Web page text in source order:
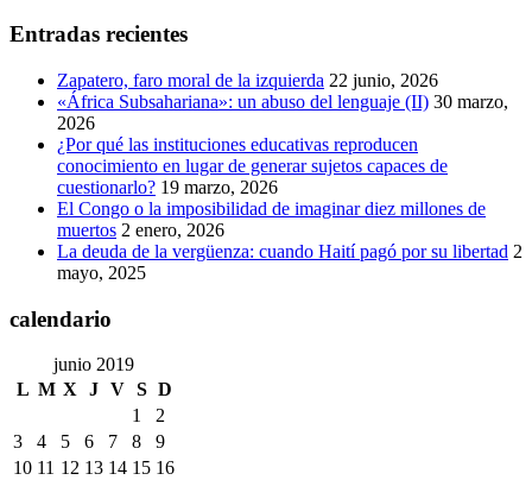
Entradas recientes
Zapatero, faro moral de la izquierda 22 junio, 2026
«África Subsahariana»: un abuso del lenguaje (II) 30 marzo,
2026
¿Por qué las instituciones educativas reproducen
conocimiento en lugar de generar sujetos capaces de
cuestionarlo? 19 marzo, 2026
El Congo o la imposibilidad de imaginar diez millones de
muertos 2 enero, 2026
La deuda de la vergüenza: cuando Haití pagó por su libertad 2
mayo, 2025
calendario
junio 2019
L M X J V S D
1
2
3
4 5 6 7 8
9
10 11 12 13 14 15 16